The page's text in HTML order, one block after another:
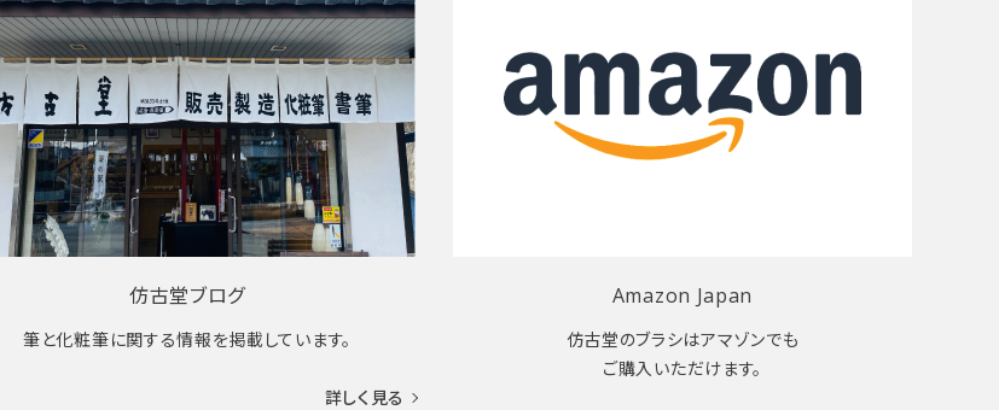
仿古堂ブログ
筆と化粧筆に関する情報を掲載しています。
詳しく見る
Amazon Japan
仿古堂のブラシはアマゾンでも
ご購入いただけます。